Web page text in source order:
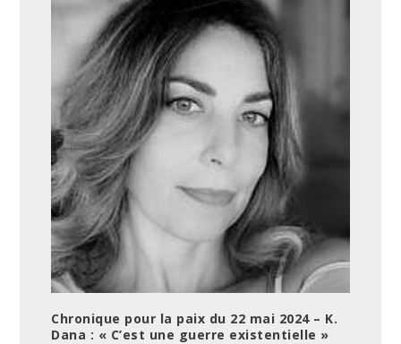
Chronique pour la paix du 22 mai 2024 – K.
Dana : « C’est une guerre existentielle »